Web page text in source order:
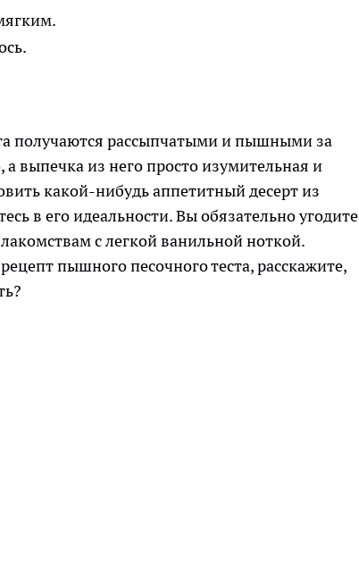
получаются рассыпчатыми и пышными за
а выпечка из него просто изумительная и
какой-нибудь аппетитный десерт из
в его идеальности. Вы обязательно угодите
с легкой ванильной ноткой.
пышного песочного теста, расскажите,